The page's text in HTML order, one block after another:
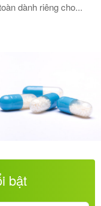
dành riêng cho...
bật